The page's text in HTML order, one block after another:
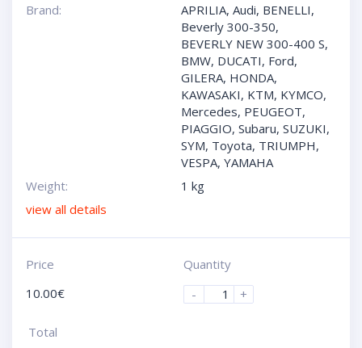
Brand:
APRILIA, Audi, BENELLI,
Beverly 300-350,
BEVERLY NEW 300-400 S,
BMW, DUCATI, Ford,
GILERA, HONDA,
KAWASAKI, KTM, KYMCO,
Mercedes, PEUGEOT,
PIAGGIO, Subaru, SUZUKI,
SYM, Toyota, TRIUMPH,
VESPA, YAMAHA
Weight:
1 kg
view all details
Price
10.00€
Quantity
-
+
Total